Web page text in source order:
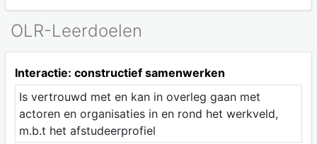
OLR-Leerdoelen
Interactie: constructief samenwerken
Is vertrouwd met en kan in overleg gaan met
actoren en organisaties in en rond het werkveld,
m.b.t het afstudeerprofiel